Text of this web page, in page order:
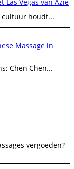
cultuur houdt...
Massage in
Chen Chen...
vergoeden?